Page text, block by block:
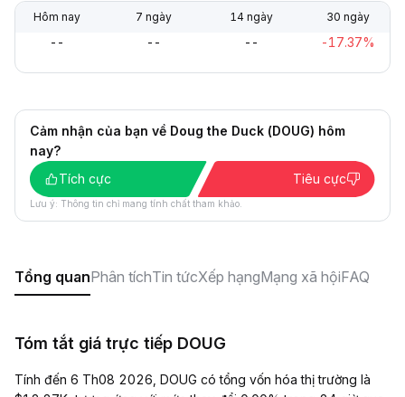
Hôm nay 7 ngày 14 ngày 30 ngày
-- -- -- -17.37%
Cảm nhận của bạn về Doug the Duck (DOUG) hôm
nay?
Tích cực
Tiêu cực
Lưu ý: Thông tin chỉ mang tính chất tham khảo.
Tổng quanPhân tíchTin tứcXếp hạngMạng xã hộiFAQ
Tóm tắt giá trực tiếp DOUG
Tính đến 6 Th08 2026, DOUG có tổng vốn hóa thị trường là